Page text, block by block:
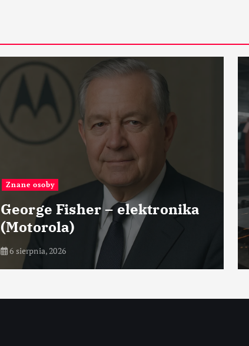
Znane osoby
George Fisher – elektronika
(Motorola)
6 sierpnia, 2026